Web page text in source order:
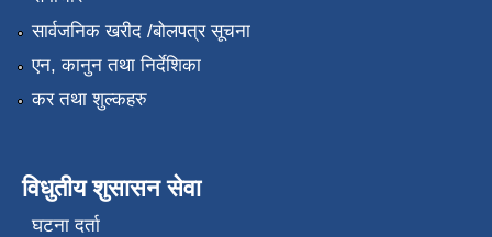
सार्वजनिक खरीद /बोलपत्र सूचना
एन, कानुन तथा निर्देशिका
कर तथा शुल्कहरु
विधुतीय शुसासन सेवा
घटना दर्ता